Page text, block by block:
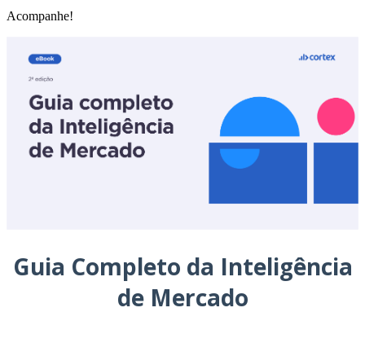
Acompanhe!